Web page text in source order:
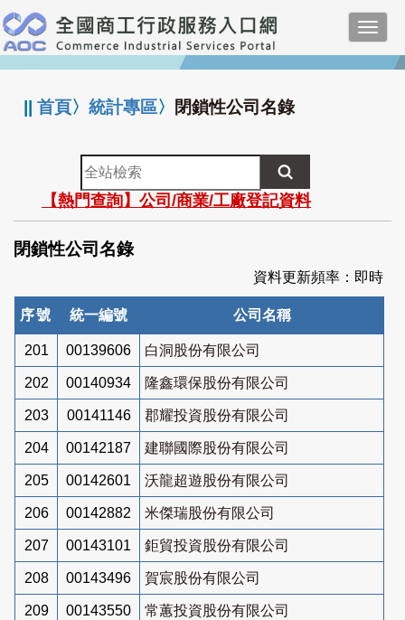
跳
到
主
要
:::
||首頁〉統計專區〉 閉鎖性公司名錄
全
站
檢
索
【熱門查詢】公司/商業/工廠登記資料
閉鎖性公司名錄
資料更新頻率：即時
序號 統一編號 公司名稱
201 00139606 白洞股份有限公司
202 00140934 隆鑫環保股份有限公司
203 00141146 郡耀投資股份有限公司
204 00142187 建聯國際股份有限公司
205 00142601 沃龍超遊股份有限公司
206 00142882 米傑瑞股份有限公司
207 00143101 鉅貿投資股份有限公司
208 00143496 賀宸股份有限公司
209 00143550 常蕙投資股份有限公司